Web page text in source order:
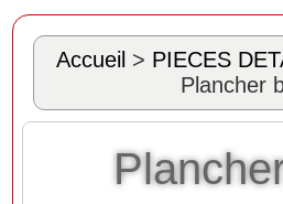
Accueil > PIECES
Plancher